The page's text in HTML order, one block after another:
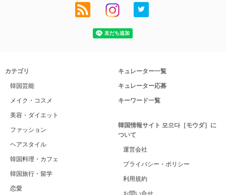
カテゴリ
韓国芸能
メイク・コスメ
美容・ダイエット
ファッション
ヘアスタイル
韓国料理・カフェ
韓国旅行・留学
恋愛
キュレーター一覧
キュレーター応募
キーワード一覧
韓国情報サイト 모으다［モウダ］に
ついて
運営会社
プライバシー・ポリシー
利用規約
お問い合せ